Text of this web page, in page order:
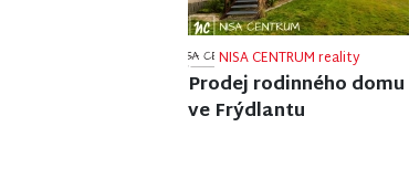
NISA CENTRUM reality
Prodej rodinného domu
v Semilech